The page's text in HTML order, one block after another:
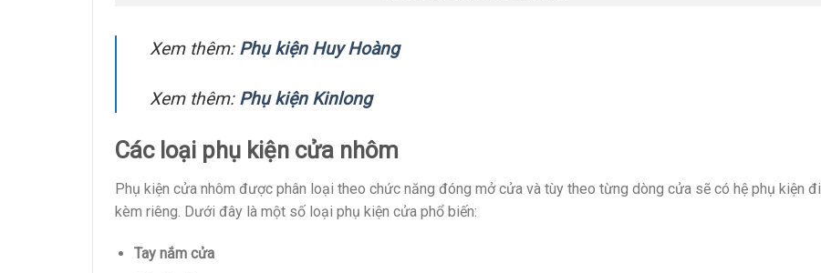
Xem thêm: Phụ kiện Huy Hoàng
Xem thêm: Phụ kiện Kinlong
Các loại phụ kiện cửa nhôm
Phụ kiện cửa nhôm được phân loại theo chức năng đóng mở cửa và tùy theo từng dòng cửa sẽ có hệ phụ kiện đi
kèm riêng. Dưới đây là một số loại phụ kiện cửa phổ biến:
Tay nắm cửa